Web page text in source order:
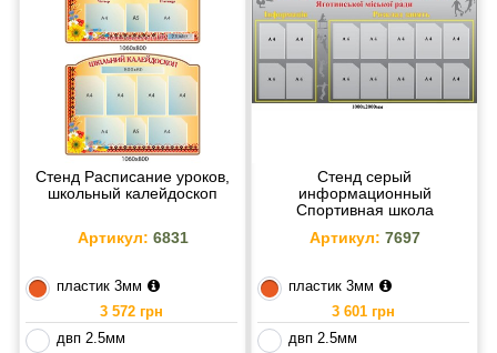
Стенд Расписание уроков,
школьный калейдоскоп
Артикул: 6831
пластик 3мм
3 572 грн
двп 2.5мм
Стенд серый
информационный
Спортивная школа
информация)
Артикул: 7697
пластик 3мм
3 601 грн
двп 2.5мм